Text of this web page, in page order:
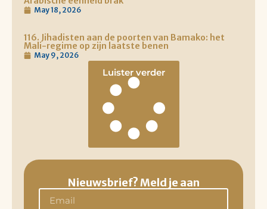
May 18, 2026
116. Jihadisten aan de poorten van Bamako: het
Mali-regime op zijn laatste benen
May 9, 2026
Luister verder
Nieuwsbrief? Meld je aan